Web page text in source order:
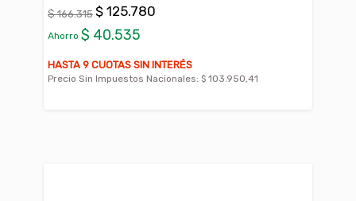
$ 166.315 $ 125.780
Ahorro $ 40.535
HASTA 9 CUOTAS SIN INTERÉS
Precio Sin Impuestos Nacionales: $ 103.950,41